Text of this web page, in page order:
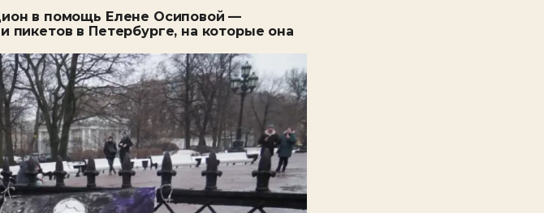
в помощь Елене Осиповой —
пикетов в Петербурге, на которые она